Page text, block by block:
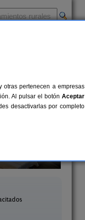
otras pertenecen a empresas
Al pulsar el botón Aceptar
desactivarlas por completo